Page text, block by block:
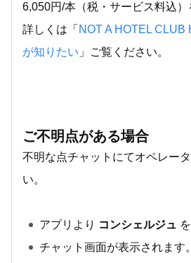
6,050円/本（税・サービス料込）
詳しくは「 NOT A HOTEL
が知りたい 」ご覧ください。
ご不明点がある場合
不明な点チャットにてオペレー
い。
アプリより コンシェルジュ
チャット画面が表示されます